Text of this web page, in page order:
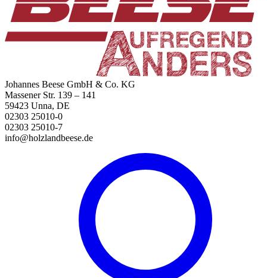
Johannes Beese GmbH & Co. KG
Massener Str. 139 – 141
59423 Unna, DE
02303 25010-0
02303 25010-7
info@holzlandbeese.de